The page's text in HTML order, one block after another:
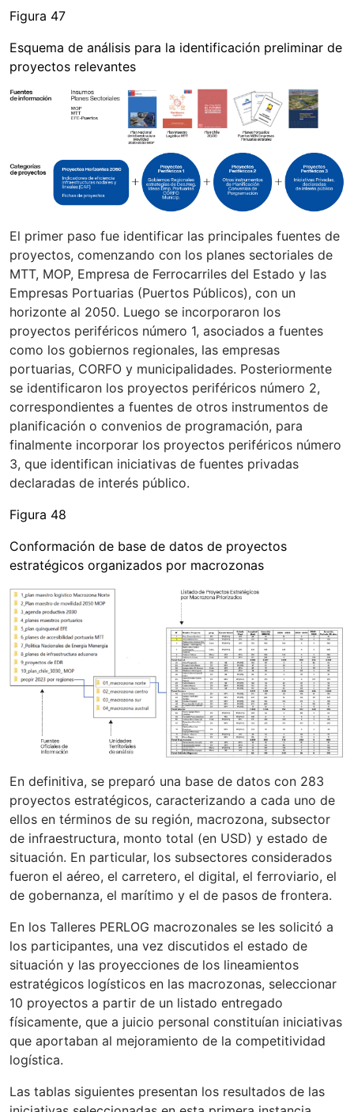
Figura 47
Esquema de análisis para la identificación preliminar de
proyectos relevantes
El primer paso fue identificar las principales fuentes de
proyectos, comenzando con los planes sectoriales de
MTT, MOP, Empresa de Ferrocarriles del Estado y las
Empresas Portuarias (Puertos Públicos), con un
horizonte al 2050. Luego se incorporaron los
proyectos periféricos número 1, asociados a fuentes
como los gobiernos regionales, las empresas
portuarias, CORFO y municipalidades. Posteriormente
se identificaron los proyectos periféricos número 2,
correspondientes a fuentes de otros instrumentos de
planificación o convenios de programación, para
finalmente incorporar los proyectos periféricos número
3, que identifican iniciativas de fuentes privadas
declaradas de interés público.
Figura 48
Conformación de base de datos de proyectos
estratégicos organizados por macrozonas
En definitiva, se preparó una base de datos con 283
proyectos estratégicos, caracterizando a cada uno de
ellos en términos de su región, macrozona, subsector
de infraestructura, monto total (en USD) y estado de
situación. En particular, los subsectores considerados
fueron el aéreo, el carretero, el digital, el ferroviario, el
de gobernanza, el marítimo y el de pasos de frontera.
En los Talleres PERLOG macrozonales se les solicitó a
los participantes, una vez discutidos el estado de
situación y las proyecciones de los lineamientos
estratégicos logísticos en las macrozonas, seleccionar
10 proyectos a partir de un listado entregado
físicamente, que a juicio personal constituían iniciativas
que aportaban al mejoramiento de la competitividad
logística.
Las tablas siguientes presentan los resultados de las